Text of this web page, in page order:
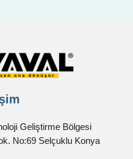
Geliştirme Bölgesi
No:69 Selçuklu Konya